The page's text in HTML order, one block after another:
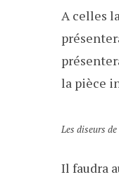
A celles
la pièce
Les diseurs
Il faudra